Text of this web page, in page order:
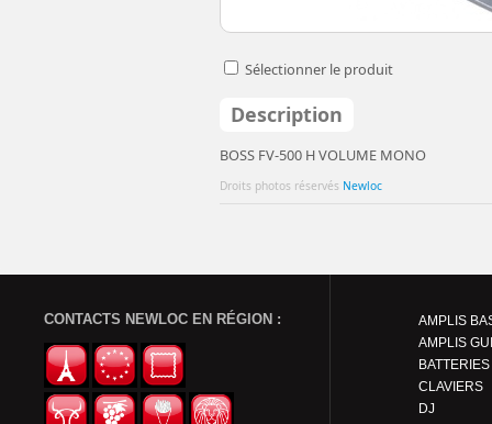
Sélectionner le produit
Description
BOSS FV-500 H VOLUME MONO
Droits photos réservés Newloc
CONTACTS NEWLOC EN RÉGION :
AMPLIS
AMPLIS
BATTERIES
CLAVIERS
DJ